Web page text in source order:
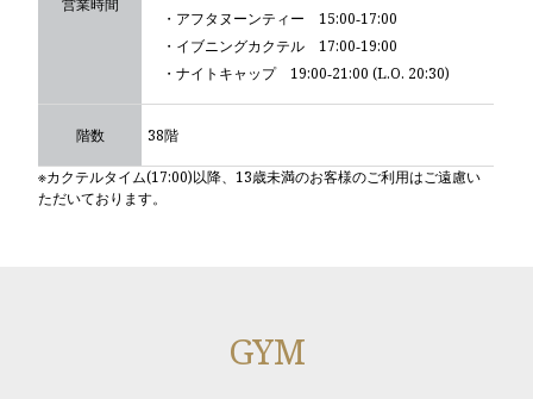
営業時間
・アフタヌーンティー 15:00‐17:00
・イブニングカクテル 17:00‐19:00
・ナイトキャップ 19:00‐21:00 (L.O. 20:30)
階数 38階
※カクテルタイム(17:00)以降、13歳未満のお客様のご利用はご遠慮い
ただいております。
GYM